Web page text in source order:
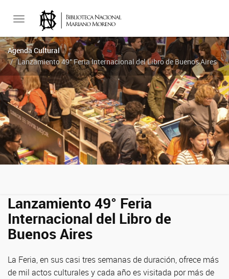
Toggle
navigation
Agenda Cultural
Lanzamiento 49° Feria Internacional del Libro de Buenos Aires
Lanzamiento 49° Feria
Internacional del Libro de
Buenos Aires
La Feria, en sus casi tres semanas de duración, ofrece más
de mil actos culturales y cada año es visitada por más de